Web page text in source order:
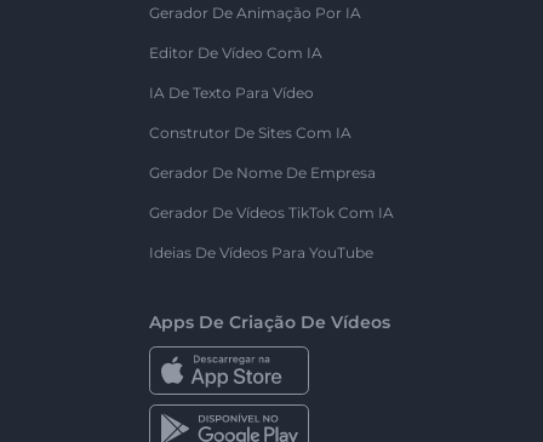
Gerador De Animação Por IA
Editor De Vídeo Com IA
IA De Texto Para Vídeo
Construtor De Sites Com IA
Gerador De Nome De Empresa
Gerador De Vídeos TikTok Com IA
Ideias De Vídeos Para YouTube
Apps De Criação De Vídeos